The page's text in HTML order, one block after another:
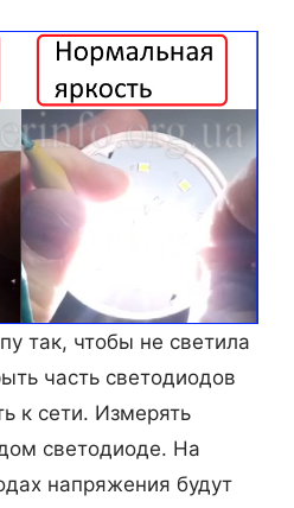
так, чтобы не светила
часть светодиодов
к сети. Измерять
светодиоде. На
напряжения будут